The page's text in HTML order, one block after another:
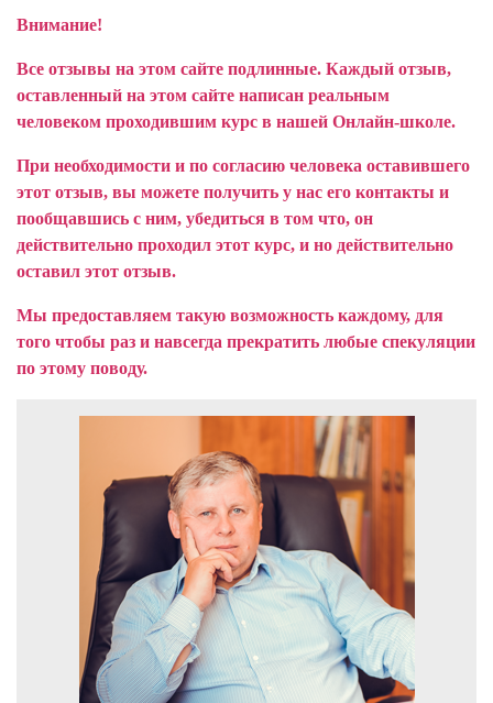
Внимание!
Все отзывы на этом сайте подлинные. Каждый отзыв,
оставленный на этом сайте написан реальным
человеком проходившим курс в нашей Онлайн-школе.
При необходимости и по согласию человека оставившего
этот отзыв, вы можете получить у нас его контакты и
пообщавшись с ним, убедиться в том что, он
действительно проходил этот курс, и но действительно
оставил этот отзыв.
Мы предоставляем такую возможность каждому, для
того чтобы раз и навсегда прекратить любые спекуляции
по этому поводу.